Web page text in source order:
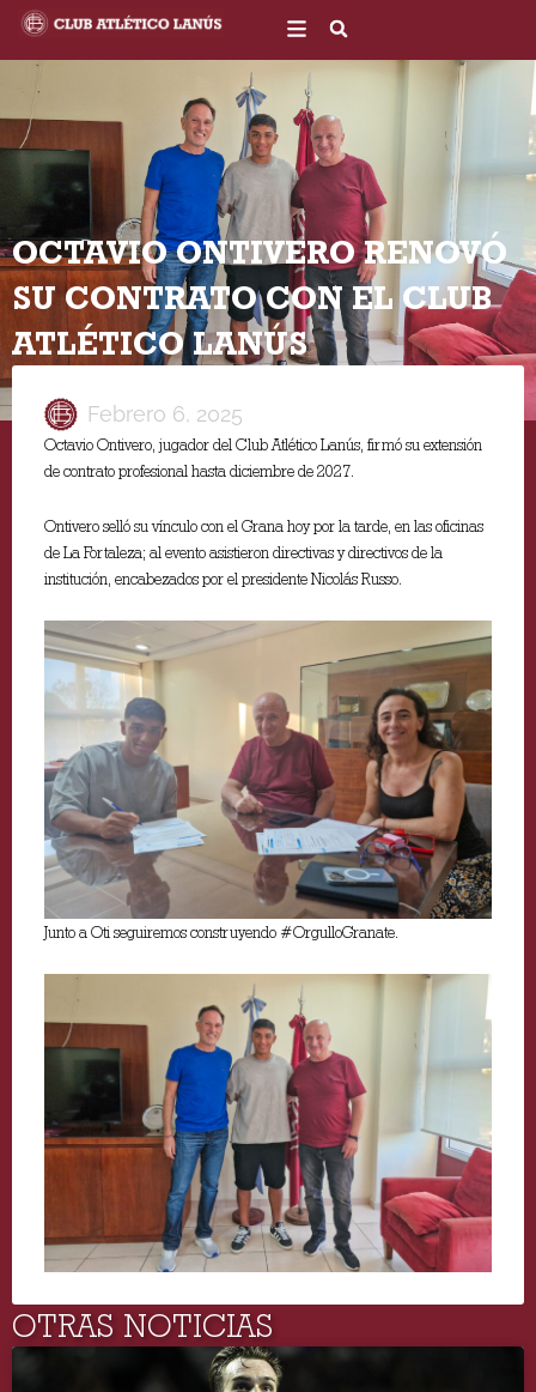
contenido
OCTAVIO ONTIVERO RENOVÓ
SU CONTRATO CON EL CLUB
ATLÉTICO LANÚS
Febrero 6, 2025
Octavio Ontivero, jugador del Club Atlético Lanús, firmó su extensión
de contrato profesional hasta diciembre de 2027.
Ontivero selló su vínculo con el Grana hoy por la tarde, en las oficinas
de La Fortaleza; al evento asistieron directivas y directivos de la
institución, encabezados por el presidente Nicolás Russo.
Junto a Oti seguiremos construyendo #OrgulloGranate.
OTRAS NOTICIAS